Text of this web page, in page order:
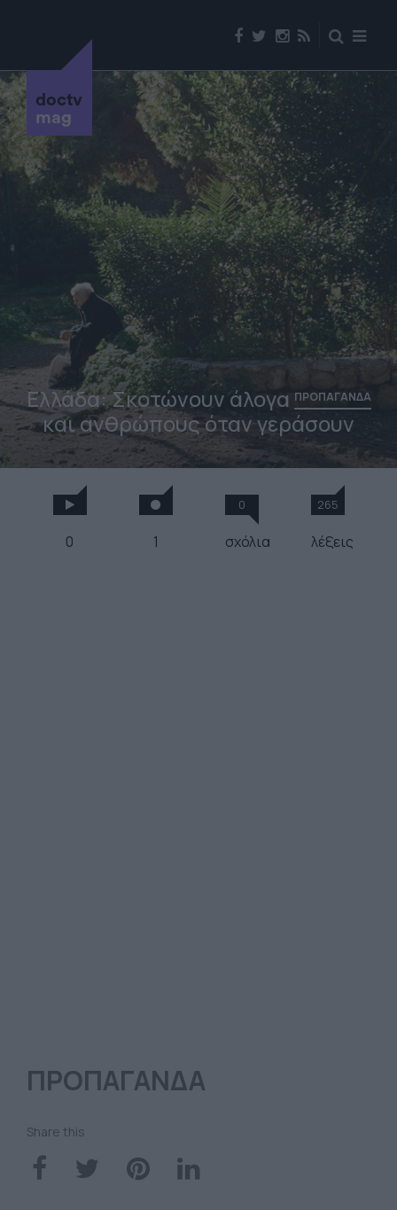
doctv
mag
Ελλάδα: Σκοτώνουν άλογα ΠΡΟΠΑΓΑΝΔΑ
και ανθρώπους όταν γεράσουν
0 1
0
σχόλια
265
λέξεις
ΠΡΟΠΑΓΑΝΔΑ
Share this